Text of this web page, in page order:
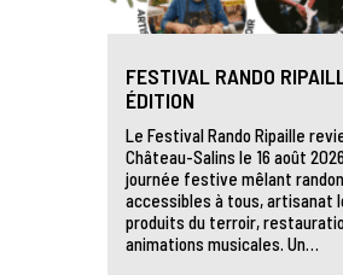
FESTIVAL RANDO
ÉDITION
Le Festival Rando Ripaille
Château-Salins le 16 août
journée festive mêlant
accessibles à tous, artisanat
produits du terroir,
animations musicales. Un…